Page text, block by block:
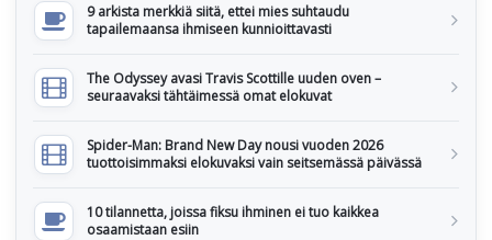
9 arkista merkkiä siitä, ettei mies suhtaudu
tapailemaansa ihmiseen kunnioittavasti
The Odyssey avasi Travis Scottille uuden oven –
seuraavaksi tähtäimessä omat elokuvat
Spider-Man: Brand New Day nousi vuoden 2026
tuottoisimmaksi elokuvaksi vain seitsemässä päivässä
10 tilannetta, joissa fiksu ihminen ei tuo kaikkea
osaamistaan esiin